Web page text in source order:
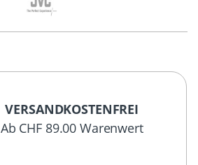
VERSANDKOSTENFREI
Ab CHF 89.00 Warenwert